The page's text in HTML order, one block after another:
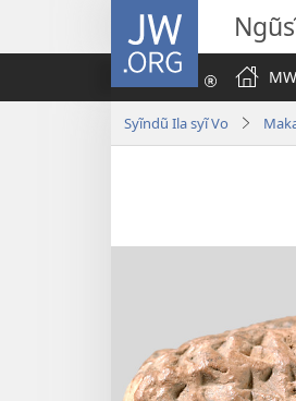
JW.ORG
Syĩndũ Ila syĩ Vo